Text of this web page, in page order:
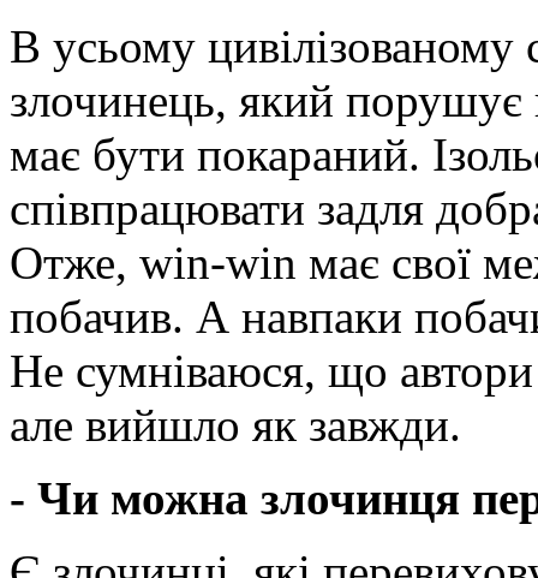
В усьому цивілізованому
злочинець, який порушує
має бути покараний.
співпрацювати задля
Отже, win-win має свої
побачив. А навпаки
Не сумніваюся, що
але вийшло як завжди.
- Чи можна злочинця